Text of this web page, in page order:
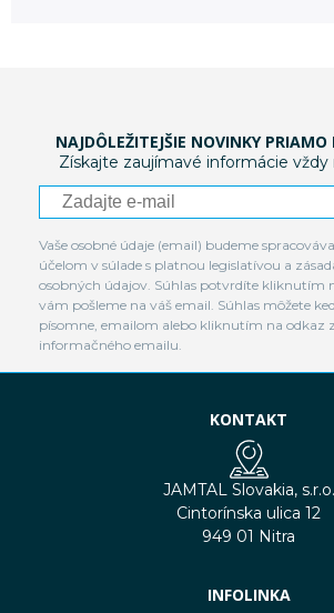
NAJDÔLEŽITEJŠIE NOVINKY
Získajte zaujímavé informácie
Vaše osobné údaje (email) budeme
účelom v súlade s platnou legislatívou a
osobných údajov. Súhlas potvrdíte kliknutím
vám pošleme na váš email. Súhlas môžete
písomne, emailom alebo kliknutím na odkaz
informačného emailu.
KONTAKT
JAMTAL Slovakia, s.r.o.
Cintorínska ulica 12
949 01 Nitra
INFOLINKA